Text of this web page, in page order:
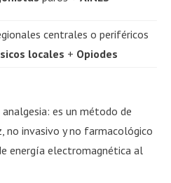
centrales o periféricos
locales + Opiodes
es un método de
no invasivo y no farmacológico
energía electromagnética al